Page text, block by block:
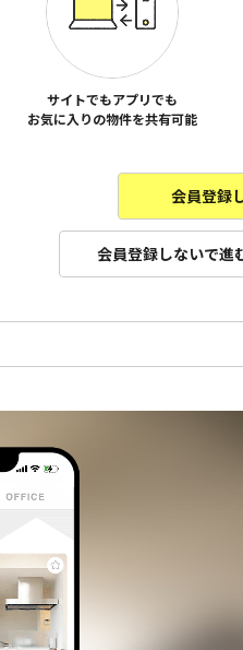
サイトでもアプリでも
お気に入りの物件を共有可能
会員登録
会員登録しないで進